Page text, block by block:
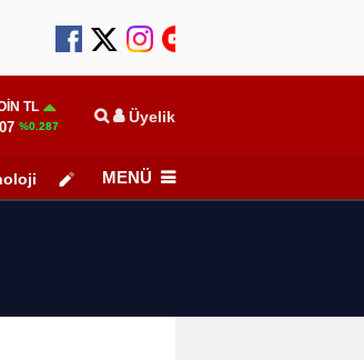
TL
%0.287 Üyelik
Köşe Yazarları
MENÜ